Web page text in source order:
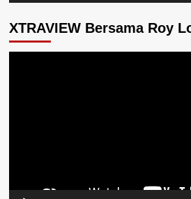
XTRAVIEW Bersama Roy